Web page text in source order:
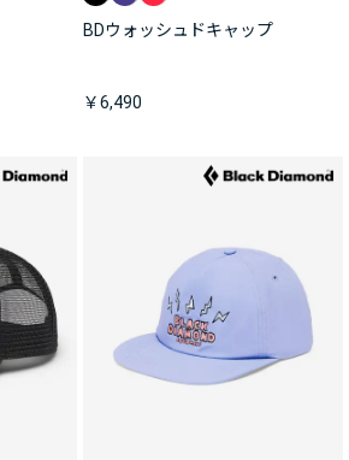
BDウォッシュドキャップ
￥6,490